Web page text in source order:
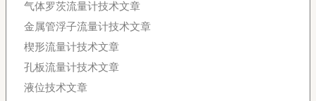
气体罗茨流量计技术文章
金属管浮子流量计技术文章
楔形流量计技术文章
孔板流量计技术文章
液位技术文章